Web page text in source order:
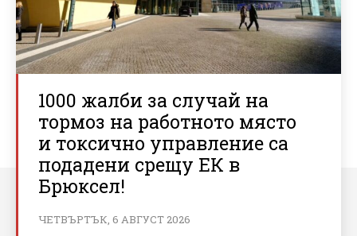
1000 жалби за случай на
тормоз на работното място
и токсично управление са
подадени срещу ЕК в
Брюксел!
ЧЕТВЪРТЪК, 6 АВГУСТ 2026